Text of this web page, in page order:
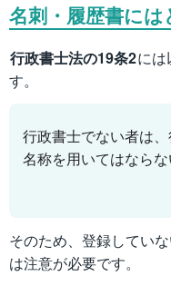
名刺・履歴書に
行政書士法の19条2には
す。
行政書士でない者は
名称を用いてはならな
そのため、登録してい
は注意が必要です。